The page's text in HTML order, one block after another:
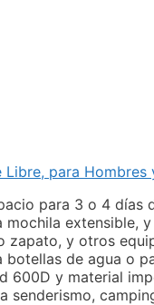
para Hombres
para 3 o 4 días
extensible,
zapato, y otros
de agua o
y material